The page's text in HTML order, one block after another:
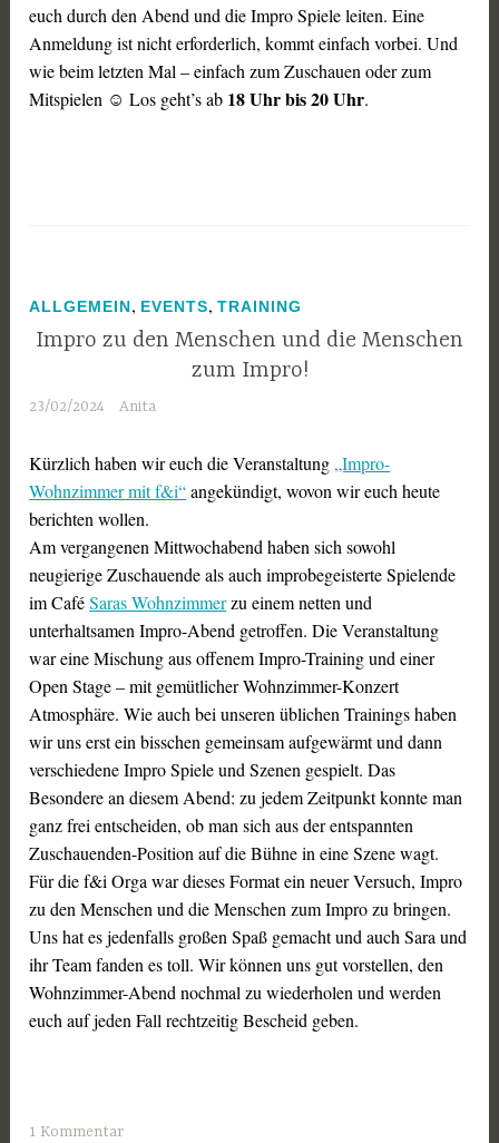
euch durch den Abend und die Impro Spiele leiten. Eine
Anmeldung ist nicht erforderlich, kommt einfach vorbei. Und
wie beim letzten Mal – einfach zum Zuschauen oder zum
Mitspielen ☺️ Los geht’s ab 18 Uhr bis 20 Uhr.
ALLGEMEIN, EVENTS,TRAINING
Impro zu den Menschen und die Menschen
zum Impro!
23/02/2024 Anita
Kürzlich haben wir euch die Veranstaltung„Impro-
Wohnzimmer mit f&i“angekündigt, wovon wir euch heute
berichten wollen.
Am vergangenen Mittwochabend haben sich sowohl
neugierige Zuschauende als auch improbegeisterte Spielende
im CaféSaras Wohnzimmerzu einem netten und
unterhaltsamen Impro-Abend getroffen. Die Veranstaltung
war eine Mischung aus offenem Impro-Training und einer
Open Stage – mit gemütlicher Wohnzimmer-Konzert
Atmosphäre. Wie auch bei unseren üblichen Trainings haben
wir uns erst ein bisschen gemeinsam aufgewärmt und dann
verschiedene Impro Spiele und Szenen gespielt. Das
Besondere an diesem Abend: zu jedem Zeitpunkt konnte man
ganz frei entscheiden, ob man sich aus der entspannten
Zuschauenden-Position auf die Bühne in eine Szene wagt.
Für die f&i Orga war dieses Format ein neuer Versuch, Impro
zu den Menschen und die Menschen zum Impro zu bringen.
Uns hat es jedenfalls großen Spaß gemacht und auch Sara und
ihr Team fanden es toll. Wir können uns gut vorstellen, den
Wohnzimmer-Abend nochmal zu wiederholen und werden
euch auf jeden Fall rechtzeitig Bescheid geben.
1 Kommentar